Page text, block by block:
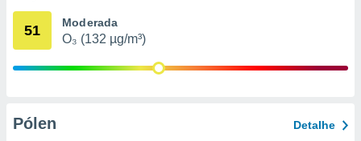
através
51 Moderada
O₃ (132 µg/m³)
Pólen Detalhe